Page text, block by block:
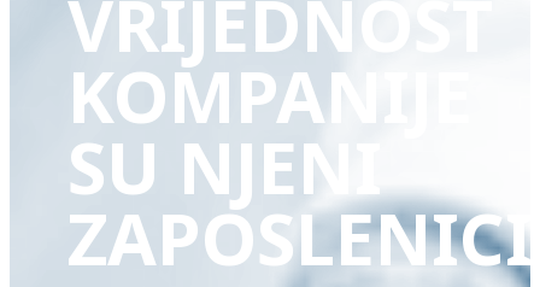
VRIJEDNOST
KOMPANIJE
SU NJENI
ZAPOSLENICI